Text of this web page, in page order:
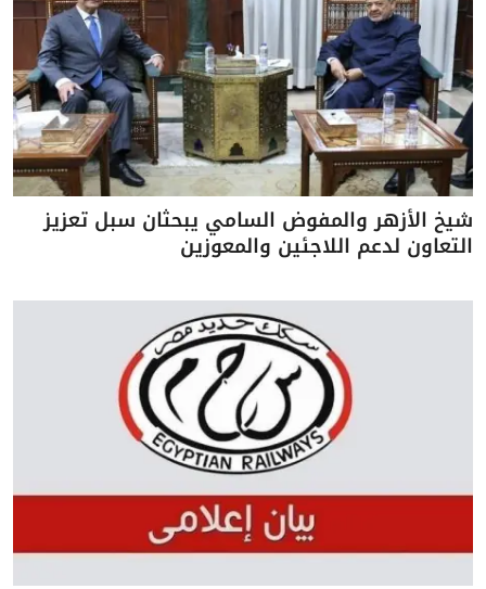
شيخ الأزهر والمفوض السامي يبحثان سبل تعزيز
التعاون لدعم اللاجئين والمعوزين